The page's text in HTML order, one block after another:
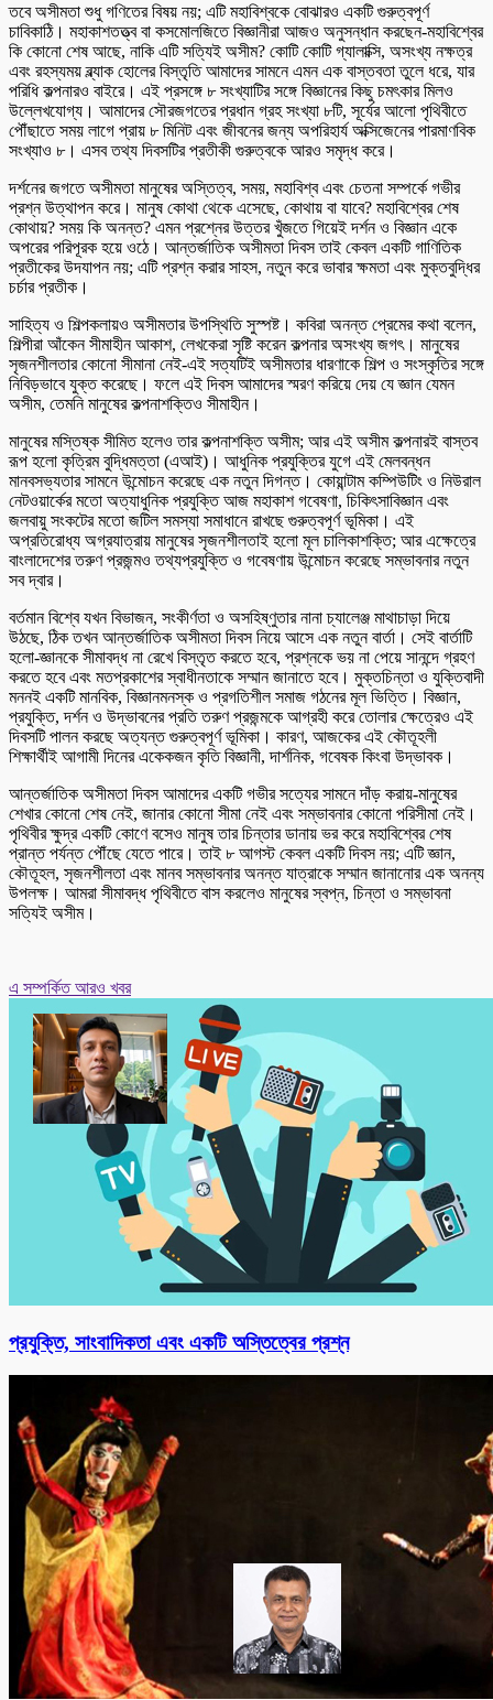
তবে অসীমতা শুধু গণিতের বিষয় নয়; এটি মহাবিশ্বকে বোঝারও একটি গুরুত্বপূর্ণ
চাবিকাঠি। মহাকাশতত্ত্ব বা কসমোলজিতে বিজ্ঞানীরা আজও অনুসন্ধান করছেন-মহাবিশ্বের
কি কোনো শেষ আছে, নাকি এটি সত্যিই অসীম? কোটি কোটি গ্যালাক্সি, অসংখ্য নক্ষত্র
এবং রহস্যময় ব্ল্যাক হোলের বিস্তৃতি আমাদের সামনে এমন এক বাস্তবতা তুলে ধরে, যার
পরিধি কল্পনারও বাইরে। এই প্রসঙ্গে ৮ সংখ্যাটির সঙ্গে বিজ্ঞানের কিছু চমৎকার মিলও
উল্লেখযোগ্য। আমাদের সৌরজগতের প্রধান গ্রহ সংখ্যা ৮টি, সূর্যের আলো পৃথিবীতে
পৌঁছাতে সময় লাগে প্রায় ৮ মিনিট এবং জীবনের জন্য অপরিহার্য অক্সিজেনের পারমাণবিক
সংখ্যাও ৮। এসব তথ্য দিবসটির প্রতীকী গুরুত্বকে আরও সমৃদ্ধ করে।
দর্শনের জগতে অসীমতা মানুষের অস্তিত্ব, সময়, মহাবিশ্ব এবং চেতনা সম্পর্কে গভীর
প্রশ্ন উত্থাপন করে। মানুষ কোথা থেকে এসেছে, কোথায় বা যাবে? মহাবিশ্বের শেষ
কোথায়? সময় কি অনন্ত? এমন প্রশ্নের উত্তর খুঁজতে গিয়েই দর্শন ও বিজ্ঞান একে
অপরের পরিপূরক হয়ে ওঠে। আন্তর্জাতিক অসীমতা দিবস তাই কেবল একটি গাণিতিক
প্রতীকের উদযাপন নয়; এটি প্রশ্ন করার সাহস, নতুন করে ভাবার ক্ষমতা এবং মুক্তবুদ্ধির
চর্চার প্রতীক।
সাহিত্য ও শিল্পকলায়ও অসীমতার উপস্থিতি সুস্পষ্ট। কবিরা অনন্ত প্রেমের কথা বলেন,
শিল্পীরা আঁকেন সীমাহীন আকাশ, লেখকেরা সৃষ্টি করেন কল্পনার অসংখ্য জগৎ। মানুষের
সৃজনশীলতার কোনো সীমানা নেই-এই সত্যটিই অসীমতার ধারণাকে শিল্প ও সংস্কৃতির সঙ্গে
নিবিড়ভাবে যুক্ত করেছে। ফলে এই দিবস আমাদের স্মরণ করিয়ে দেয় যে জ্ঞান যেমন
অসীম, তেমনি মানুষের কল্পনাশক্তিও সীমাহীন।
মানুষের মস্তিষ্ক সীমিত হলেও তার কল্পনাশক্তি অসীম; আর এই অসীম কল্পনারই বাস্তব
রূপ হলো কৃত্রিম বুদ্ধিমত্তা (এআই)। আধুনিক প্রযুক্তির যুগে এই মেলবন্ধন
মানবসভ্যতার সামনে উন্মোচন করেছে এক নতুন দিগন্ত। কোয়ান্টাম কম্পিউটিং ও নিউরাল
নেটওয়ার্কের মতো অত্যাধুনিক প্রযুক্তি আজ মহাকাশ গবেষণা, চিকিৎসাবিজ্ঞান এবং
জলবায়ু সংকটের মতো জটিল সমস্যা সমাধানে রাখছে গুরুত্বপূর্ণ ভূমিকা। এই
অপ্রতিরোধ্য অগ্রযাত্রায় মানুষের সৃজনশীলতাই হলো মূল চালিকাশক্তি; আর এক্ষেত্রে
বাংলাদেশের তরুণ প্রজন্মও তথ্যপ্রযুক্তি ও গবেষণায় উন্মোচন করেছে সম্ভাবনার নতুন
সব দ্বার।
বর্তমান বিশ্বে যখন বিভাজন, সংকীর্ণতা ও অসহিষ্ণুতার নানা চ্যালেঞ্জ মাথাচাড়া দিয়ে
উঠছে, ঠিক তখন আন্তর্জাতিক অসীমতা দিবস নিয়ে আসে এক নতুন বার্তা। সেই বার্তাটি
হলো-জ্ঞানকে সীমাবদ্ধ না রেখে বিস্তৃত করতে হবে, প্রশ্নকে ভয় না পেয়ে সানন্দে গ্রহণ
করতে হবে এবং মতপ্রকাশের স্বাধীনতাকে সম্মান জানাতে হবে। মুক্তচিন্তা ও যুক্তিবাদী
মননই একটি মানবিক, বিজ্ঞানমনস্ক ও প্রগতিশীল সমাজ গঠনের মূল ভিত্তি। বিজ্ঞান,
প্রযুক্তি, দর্শন ও উদ্ভাবনের প্রতি তরুণ প্রজন্মকে আগ্রহী করে তোলার ক্ষেত্রেও এই
দিবসটি পালন করছে অত্যন্ত গুরুত্বপূর্ণ ভূমিকা। কারণ, আজকের এই কৌতূহলী
শিক্ষার্থীই আগামী দিনের একেকজন কৃতি বিজ্ঞানী, দার্শনিক, গবেষক কিংবা উদ্ভাবক।
আন্তর্জাতিক অসীমতা দিবস আমাদের একটি গভীর সত্যের সামনে দাঁড় করায়-মানুষের
শেখার কোনো শেষ নেই, জানার কোনো সীমা নেই এবং সম্ভাবনার কোনো পরিসীমা নেই।
পৃথিবীর ক্ষুদ্র একটি কোণে বসেও মানুষ তার চিন্তার ডানায় ভর করে মহাবিশ্বের শেষ
প্রান্ত পর্যন্ত পৌঁছে যেতে পারে। তাই ৮ আগস্ট কেবল একটি দিবস নয়; এটি জ্ঞান,
কৌতূহল, সৃজনশীলতা এবং মানব সম্ভাবনার অনন্ত যাত্রাকে সম্মান জানানোর এক অনন্য
উপলক্ষ। আমরা সীমাবদ্ধ পৃথিবীতে বাস করলেও মানুষের স্বপ্ন, চিন্তা ও সম্ভাবনা
সত্যিই অসীম।
এ সম্পর্কিত আরও খবর
প্রযুক্তি, সাংবাদিকতা এবং একটি অস্তিত্বের প্রশ্ন